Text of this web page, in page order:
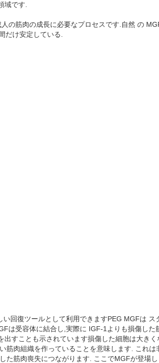
域です.
の筋肉の成長に必要なプロセスです.自然 の
だけ安定している.
回復ツールとして利用できますPEG MGFは ス
は受容体に結合し,実際に IGF-1よりも損傷した
すことも示されています損傷した細胞は大き
筋肉組織を作っていることを意味します. これは
た筋肉喪失につながります. ここでMGFが登場